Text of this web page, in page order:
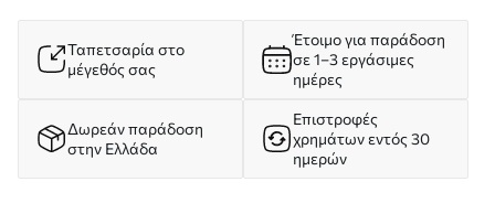
Ταπετσαρία στο
μέγεθός σας
Έτοιμο για παράδοση
σε 1–3 εργάσιμες
ημέρες
Δωρεάν παράδοση
στην Ελλάδα
Επιστροφές
χρημάτων εντός 30
ημερών